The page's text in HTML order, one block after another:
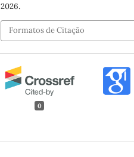
2026.
Formatos de Citação
0